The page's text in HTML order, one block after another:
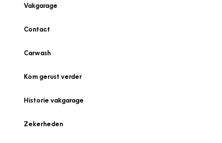
Vakgarage
Contact
Carwash
Kom gerust verder
Historie vakgarage
Zekerheden